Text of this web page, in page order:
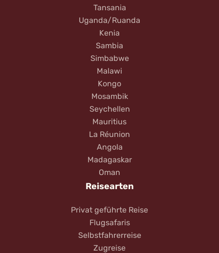
Tansania
Uganda/Ruanda
Kenia
Sambia
Simbabwe
Malawi
Kongo
Mosambik
Seychellen
Mauritius
La Réunion
Angola
Madagaskar
Oman
Reisearten
Privat geführte Reise
Flugsafaris
Selbstfahrerreise
Zugreise